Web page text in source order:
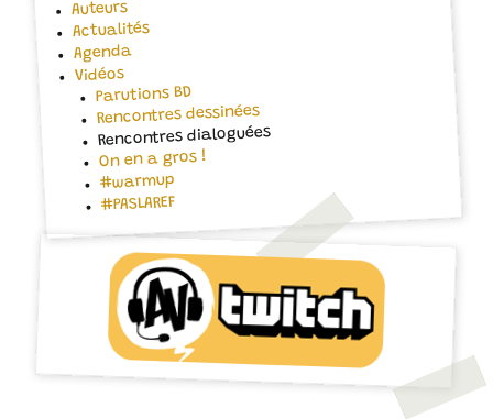
Auteurs
Actualités
Agenda
Vidéos
Parutions BD
Rencontres dessinées
Rencontres dialoguées
On en a gros !
#warmup
#PASLAREF